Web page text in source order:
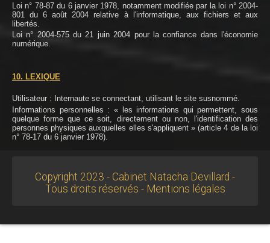
Loi n° 78-87 du 6 janvier 1978, notamment modifiée par la loi n° 2004-
801 du 6 août 2004 relative à l'informatique, aux fichiers et aux
libertés.
Loi n° 2004-575 du 21 juin 2004 pour la confiance dans l'économie
numérique.
10. LEXIQUE
Utilisateur : Internaute se connectant, utilisant le site susnommé.
Informations personnelles : « les informations qui permettent, sous
quelque forme que ce soit, directement ou non, l'identification des
personnes physiques auxquelles elles s'appliquent » (article 4 de la loi
n° 78-17 du 6 janvier 1978).
Copyright 2023 - Cabinet Natacha Devillard -
Tous droits réservés - Mentions légales